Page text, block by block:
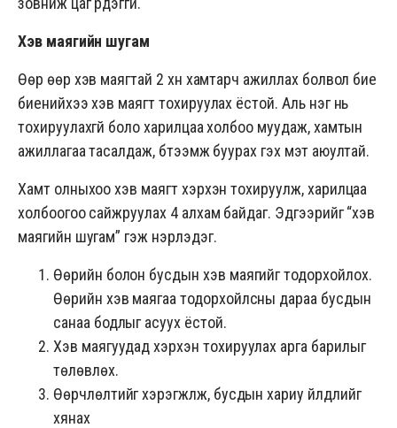
Хэв маягийн шугам
Өөр өөр хэв маягтай 2 хүн хамтарч ажиллах болвол бие
биенийхээ хэв маягт тохируулах ёстой. Аль нэг нь
тохируулахгүй боло харилцаа холбоо муудаж, хамтын
ажиллагаа тасалдаж, бүтээмж буурах гэх мэт аюултай.
Хамт олныхоо хэв маягт хэрхэн тохируулж, харилцаа
холбоогоо сайжруулах 4 алхам байдаг. Эдгээрийг “хэв
маягийн шугам” гэж нэрлэдэг.
Өөрийн болон бусдын хэв маягийг тодорхойлох.
Өөрийн хэв маягаа тодорхойлсны дараа бусдын
санаа бодлыг асуух ёстой.
Хэв маягуудад хэрхэн тохируулах арга барилыг
төлөвлөх.
Өөрчлөлтийг хэрэгжүүлж, бусдын хариу үйлдлийг
хянах